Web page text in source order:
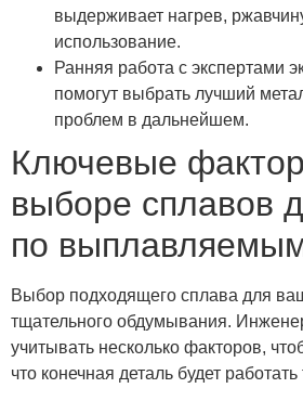
выдерживает нагрев,
использование.
Ранняя работа с экспертами
помогут выбрать лучший
проблем в дальнейшем.
Ключевые
выборе сплавов
по
Выбор подходящего сплава для
тщательного обдумывания.
учитывать несколько факторов,
что конечная деталь будет